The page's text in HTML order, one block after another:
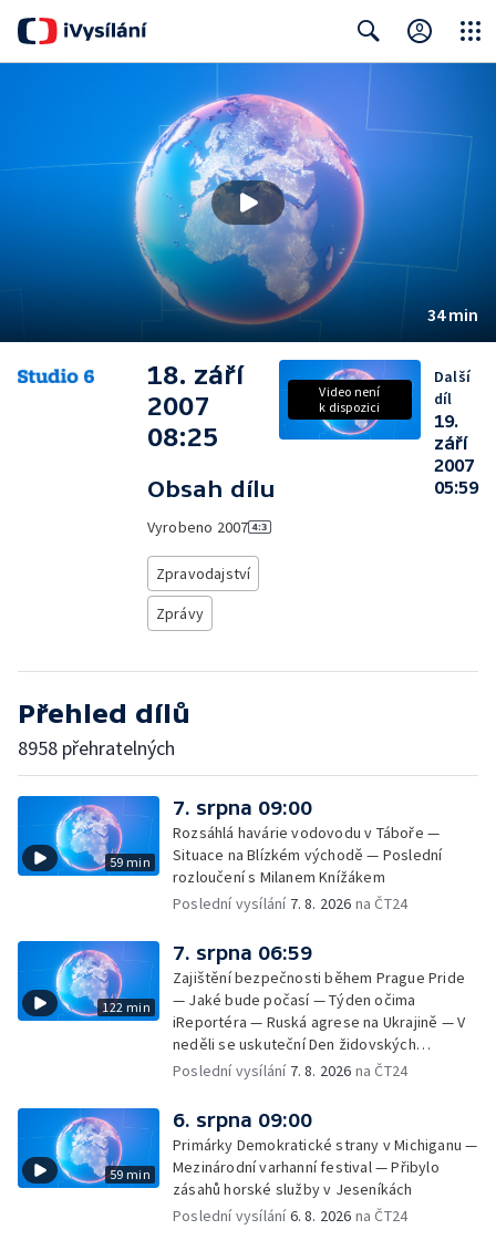
34 min
18. září
2007
08:25
Obsah dílu
Vyrobeno 2007
Zpravodajství
Zprávy
Video není
k dispozici
Další
díl
19.
září
2007
05:59
Přehled dílů
8958 přehratelných
59 min
7. srpna 09:00
Rozsáhlá havárie vodovodu v Táboře —
Situace na Blízkém východě — Poslední
rozloučení s Milanem Knížákem
Poslední vysílání 7. 8. 2026 na ČT24
122 min
7. srpna 06:59
Zajištění bezpečnosti během Prague Pride
— Jaké bude počasí — Týden očima
iReportéra — Ruská agrese na Ukrajině — V
neděli se uskuteční Den židovských
památek — Vila Tugendhat slaví 25 let na
atletice 2026 — Výzkum: epidemie digitálních
závislostí je mýtus — Demolice vyhořelé
výškové budovy ve Zlíně
Poslední vysílání 7. 8. 2026 na ČT24
59 min
6. srpna 09:00
Primárky Demokratické strany v Michiganu —
Mezinárodní varhanní festival — Přibylo
zásahů horské služby v Jeseníkách
Poslední vysílání6. 8. 2026 na ČT24